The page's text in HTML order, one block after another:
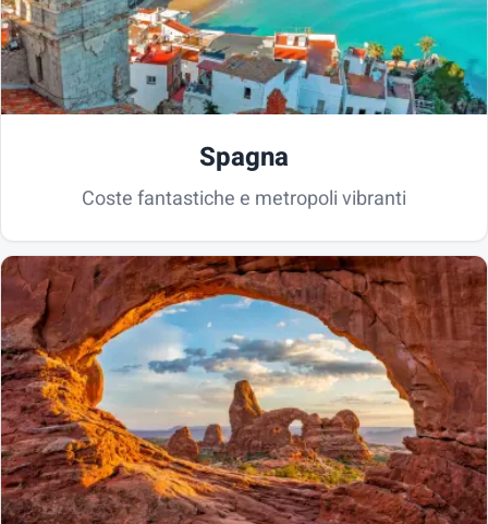
Spagna
Coste fantastiche e metropoli vibranti